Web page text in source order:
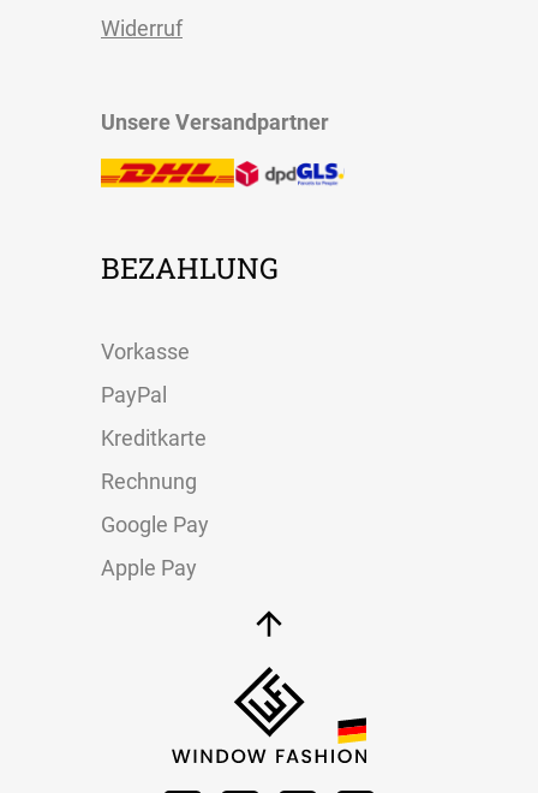
Widerruf
Unsere Versandpartner
BEZAHLUNG
Vorkasse
PayPal
Kreditkarte
Rechnung
Google Pay
Apple Pay